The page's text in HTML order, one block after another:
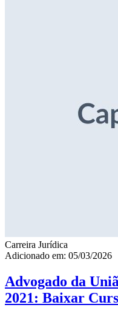
Carreira Jurídica
Adicionado em: 05/03/2026
Advogado da
2021: Baixar